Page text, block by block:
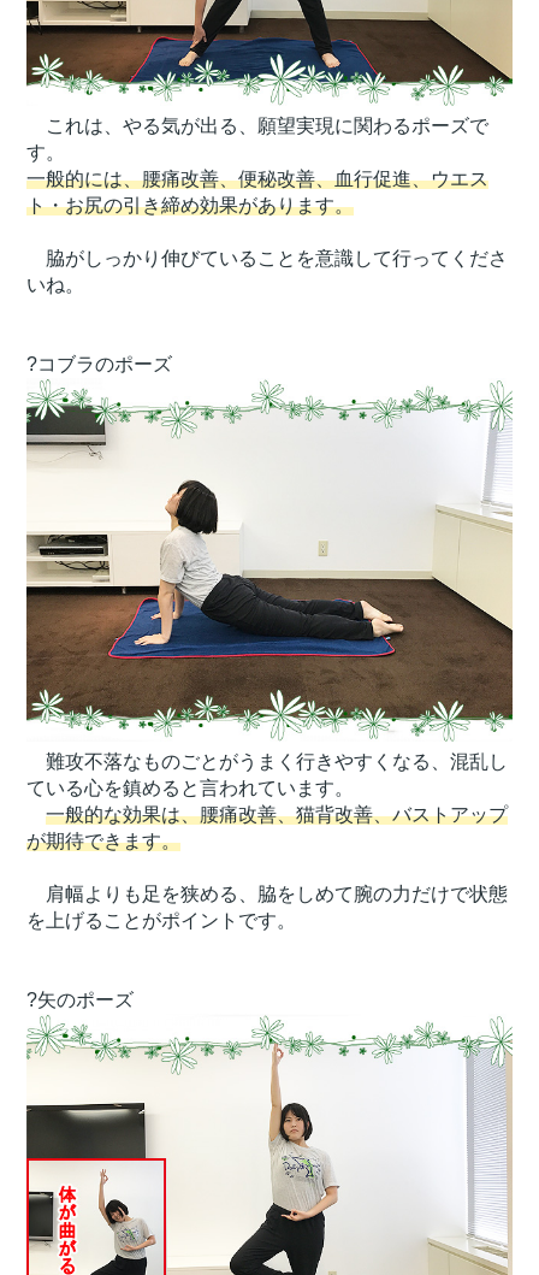
これは、やる気が出る、願望実現に関わるポーズで
す。
一般的には、腰痛改善、便秘改善、血行促進、ウエス
ト・お尻の引き締め効果があります。
脇がしっかり伸びていることを意識して行ってくださ
いね。
?コブラのポーズ
難攻不落なものごとがうまく行きやすくなる、混乱し
ている心を鎮めると言われています。
一般的な効果は、腰痛改善、猫背改善、バストアップ
が期待できます。
肩幅よりも足を狭める、脇をしめて腕の力だけで状態
を上げることがポイントです。
?矢のポーズ